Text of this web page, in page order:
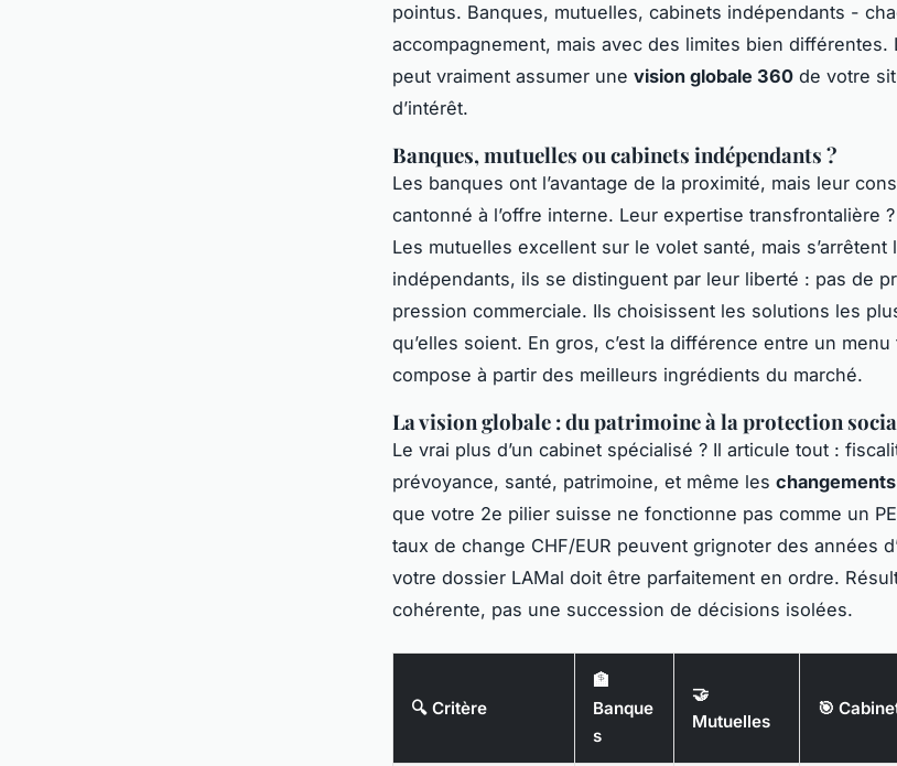
pointus. Banques, mutuelles, cabinets indépendants -
accompagnement, mais avec des limites bien différentes.
peut vraiment assumer une vision globale 360 de votre
d’intérêt.
Banques, mutuelles ou cabinets indépendants ?
Les banques ont l’avantage de la proximité, mais leur
cantonné à l’offre interne. Leur expertise transfrontalière
Les mutuelles excellent sur le volet santé, mais s’arrêtent
indépendants, ils se distinguent par leur liberté : pas de
pression commerciale. Ils choisissent les solutions les
qu’elles soient. En gros, c’est la différence entre un
compose à partir des meilleurs ingrédients du marché.
La vision globale : du patrimoine à la protection
Le vrai plus d’un cabinet spécialisé ? Il articule tout :
prévoyance, santé, patrimoine, et même les
que votre 2e pilier suisse ne fonctionne pas comme un
taux de change CHF/EUR peuvent grignoter des années
votre dossier LAMal doit être parfaitement en ordre.
cohérente, pas une succession de décisions isolées.
🔍 Critère
🏦
Banque
s
🤝
Mutuelles
🎯